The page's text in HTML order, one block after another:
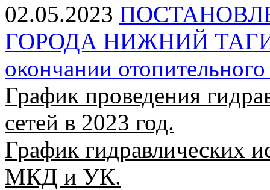
02.05.2023
ГОРОДА НИЖНИЙ
окончании
График проведения
сетей в 2023 год.
График гидравлических
МКД и УК.